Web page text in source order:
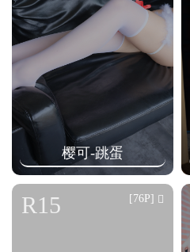
樱可-跳蛋
R15 [76P]